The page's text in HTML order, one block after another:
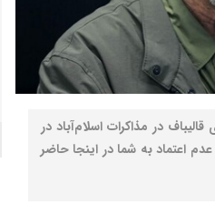
در مذاکرات اسلام‌آباد در
اعتماد به شما در اینجا حاضر